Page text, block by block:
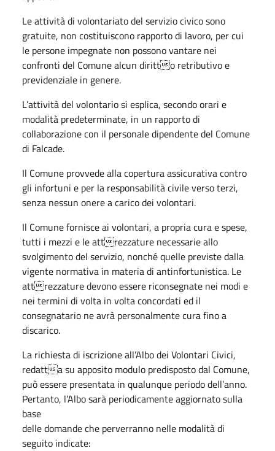
Le attività di volontariato del servizio civico sono
gratuite, non costituiscono rapporto di lavoro, per cui
le persone impegnate non possono vantare nei
confronti del Comune alcun diritto retributivo e
previdenziale in genere.
L’attività del volontario si esplica, secondo orari e
modalità predeterminate, in un rapporto di
collaborazione con il personale dipendente del Comune
di Falcade.
Il Comune provvede alla copertura assicurativa contro
gli infortuni e per la responsabilità civile verso terzi,
senza nessun onere a carico dei volontari.
Il Comune fornisce ai volontari, a propria cura e spese,
tutti i mezzi e le attrezzature necessarie allo
svolgimento del servizio, nonché quelle previste dalla
vigente normativa in materia di antinfortunistica. Le
attrezzature devono essere riconsegnate nei modi e
nei termini di volta in volta concordati ed il
consegnatario ne avrà personalmente cura fino a
discarico.
La richiesta di iscrizione all’Albo dei Volontari Civici,
redatta su apposito modulo predisposto dal Comune,
può essere presentata in qualunque periodo dell’anno.
Pertanto, l’Albo sarà periodicamente aggiornato sulla
base
delle domande che perverranno nelle modalità di
seguito indicate: